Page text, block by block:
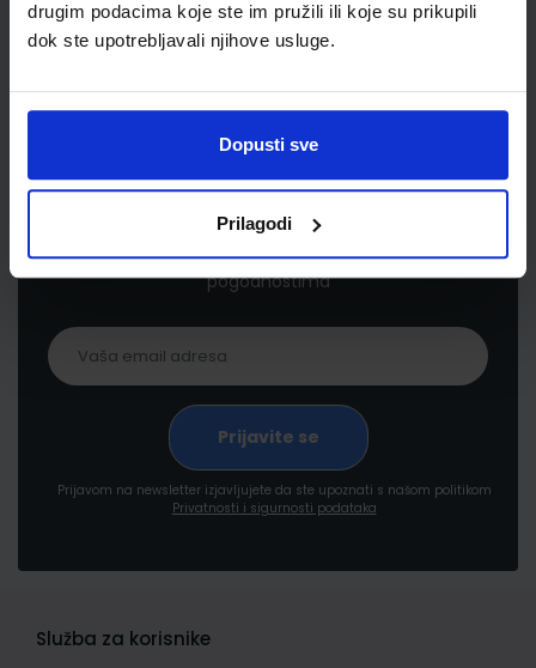
drugim podacima koje ste im pružili ili koje su prikupili
dok ste upotrebljavali njihove usluge.
Dopusti sve
Prilagodi
Newsletter prijava
Prijavite se kako bi primali informacije o novim
proizvodima i uslugama, akcijama i drugim
pogodnostima
Prijavom na newsletter izjavljujete da ste upoznati s našom politikom
Privatnosti i sigurnosti podataka
Služba za korisnike